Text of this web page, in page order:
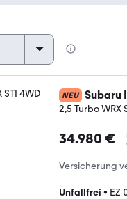
NEU Subaru
2,5 Turbo
34.980 €
Versicherung
Unfallfrei • EZ